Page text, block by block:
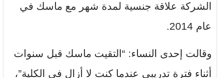
الشركة علاقة جنسية لمدة شهر مع ماسك في
عام 2014.
وقالت إحدى النساء: “التقيت ماسك قبل سنوات
أثناء فترة تدريبي عندما كنت لا أزال في الكلية”،